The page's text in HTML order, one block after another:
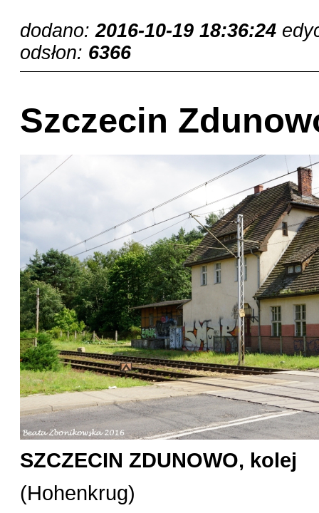
dodano:2016-10-19 18:36:24
odsłon: 6366
Szczecin
SZCZECIN ZDUNOWO, kolej
(Hohenkrug)